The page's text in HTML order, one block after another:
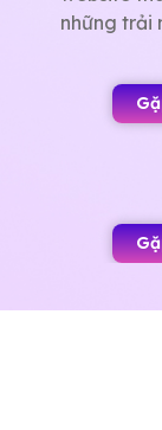
những trải